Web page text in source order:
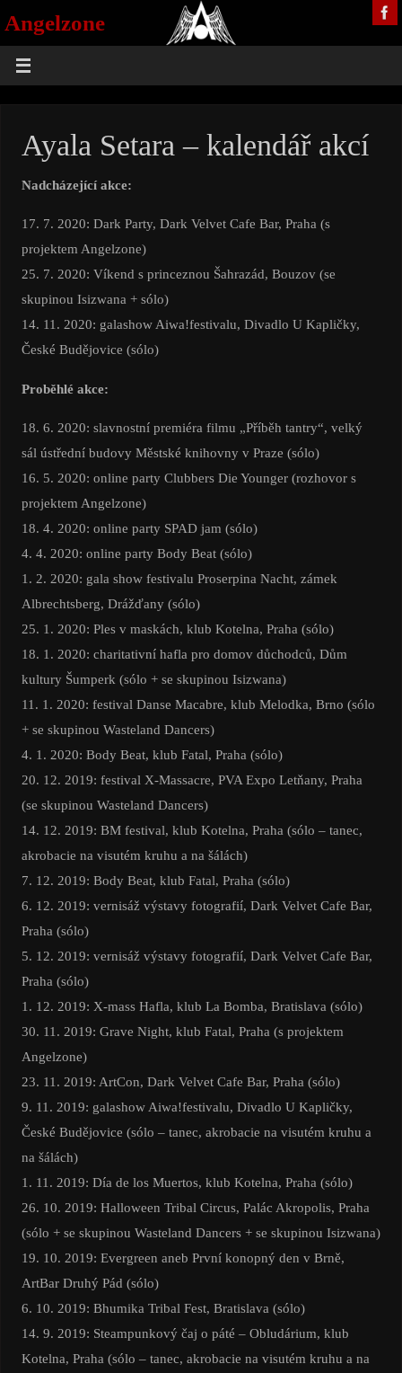
Angelzone
Ayala Setara – kalendář akcí
Nadcházející akce:
17. 7. 2020: Dark Party, Dark Velvet Cafe Bar, Praha (s
projektem Angelzone)
25. 7. 2020: Víkend s princeznou Šahrazád, Bouzov (se
skupinou Isizwana + sólo)
14. 11. 2020: galashow Aiwa!festivalu, Divadlo U Kapličky,
České Budějovice (sólo)
Proběhlé akce:
18. 6. 2020: slavnostní premiéra filmu „Příběh tantry“, velký
sál ústřední budovy Městské knihovny v Praze (sólo)
16. 5. 2020: online party Clubbers Die Younger (rozhovor s
projektem Angelzone)
18. 4. 2020: online party SPAD jam (sólo)
4. 4. 2020: online party Body Beat (sólo)
1. 2. 2020: gala show festivalu Proserpina Nacht, zámek
Albrechtsberg, Drážďany (sólo)
25. 1. 2020: Ples v maskách, klub Kotelna, Praha (sólo)
18. 1. 2020: charitativní hafla pro domov důchodců, Dům
kultury Šumperk (sólo + se skupinou Isizwana)
11. 1. 2020: festival Danse Macabre, klub Melodka, Brno (sólo
+ se skupinou Wasteland Dancers)
4. 1. 2020: Body Beat, klub Fatal, Praha (sólo)
20. 12. 2019: festival X-Massacre, PVA Expo Letňany, Praha
(se skupinou Wasteland Dancers)
14. 12. 2019: BM festival, klub Kotelna, Praha (sólo – tanec,
akrobacie na visutém kruhu a na šálách)
7. 12. 2019: Body Beat, klub Fatal, Praha (sólo)
6. 12. 2019: vernisáž výstavy fotografií, Dark Velvet Cafe Bar,
Praha (sólo)
5. 12. 2019: vernisáž výstavy fotografií, Dark Velvet Cafe Bar,
Praha (sólo)
1. 12. 2019: X-mass Hafla, klub La Bomba, Bratislava (sólo)
30. 11. 2019: Grave Night, klub Fatal, Praha (s projektem
Angelzone)
23. 11. 2019: ArtCon, Dark Velvet Cafe Bar, Praha (sólo)
9. 11. 2019: galashow Aiwa!festivalu, Divadlo U Kapličky,
České Budějovice (sólo – tanec, akrobacie na visutém kruhu a
na šálách)
1. 11. 2019: Día de los Muertos, klub Kotelna, Praha (sólo)
26. 10. 2019: Halloween Tribal Circus, Palác Akropolis, Praha
(sólo + se skupinou Wasteland Dancers + se skupinou Isizwana)
19. 10. 2019: Evergreen aneb První konopný den v Brně,
ArtBar Druhý Pád (sólo)
6. 10. 2019: Bhumika Tribal Fest, Bratislava (sólo)
14. 9. 2019: Steampunkový čaj o páté – Obludárium, klub
Kotelna, Praha (sólo – tanec, akrobacie na visutém kruhu a na